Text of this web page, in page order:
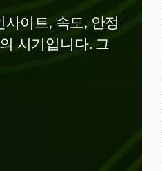
이트, 속도, 안정
시기입니다. 그